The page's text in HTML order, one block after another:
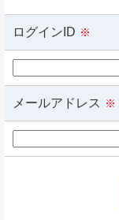
ログインID ※
メールアドレス ※